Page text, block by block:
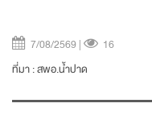
7/08/2569 |
16
ที่มา :สพอ.น้ำปาด